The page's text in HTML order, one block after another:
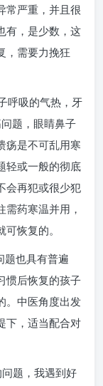
常严重，并且很
有，是少数，这
，需要力挽狂
呼吸的气热，牙
题，眼睛鼻子
疡是不可乱用寒
轻或一般的彻底
会再犯或很少犯
药寒温并用，
恢复的。
题也具有普遍
惯后恢复的孩子
。中医角度出发
下，适当配合对
题，我遇到好